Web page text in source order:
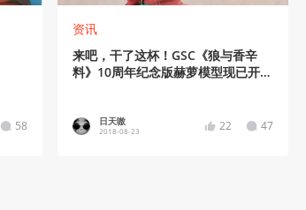
58
资讯
来吧，干了这杯！GSC《狼与香辛
料》10周年纪念版赫萝模型现已开启
日天嗷
2018-08-23 22 47